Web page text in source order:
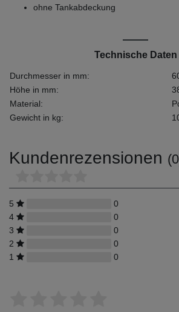
ohne Tankabdeckung
Technische Daten
Durchmesser in mm:
Höhe in mm:
Material:
Gewicht in kg:
Kundenrezensionen
5
0
4
0
3
0
2
0
1
0